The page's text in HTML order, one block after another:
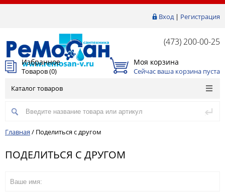
Вход| Регистрация
(473) 200-00-25
Избранное
Товаров (0)
Моя корзина
Сейчас ваша корзина пуста
Каталог товаров
Главная / Поделиться с другом
ПОДЕЛИТЬСЯ С ДРУГОМ